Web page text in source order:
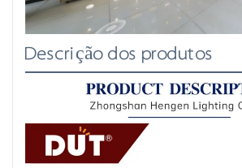
Descrição dos produtos